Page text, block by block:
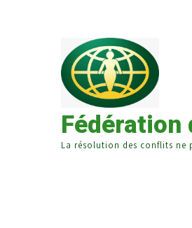
Fédération
La résolution des conflits